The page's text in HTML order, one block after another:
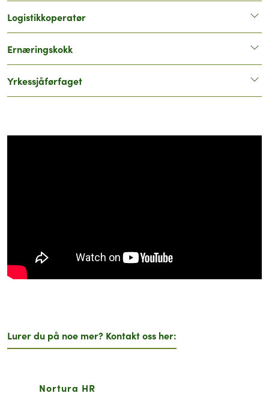
Logistikkoperatør
Ernæringskokk
Yrkessjåførfaget
Lurer du på noe mer? Kontakt oss her:
Nortura HR